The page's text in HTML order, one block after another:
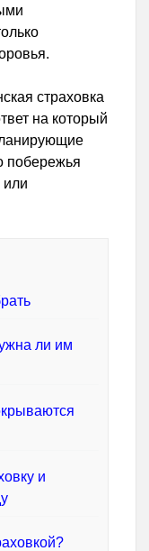
страховка
на который
побережья
или
ли им
и